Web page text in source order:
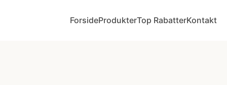
ForsideProdukterTop RabatterKontakt